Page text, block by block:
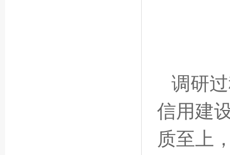
调研
信用建
质至上